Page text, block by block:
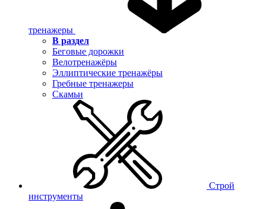
тренажеры
В раздел
Беговые дорожки
Велотренажёры
Эллиптические тренажёры
Гребные тренажеры
Скамьи
Строй
инструменты